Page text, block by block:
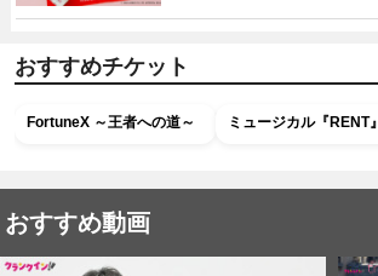
おすすめチケット
FortuneX ～王者への道～ ミュージカル『RENT』
おすすめ動画